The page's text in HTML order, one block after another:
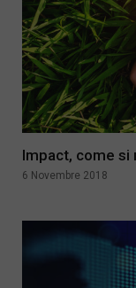
Impact, come si
6 Novembre 2018